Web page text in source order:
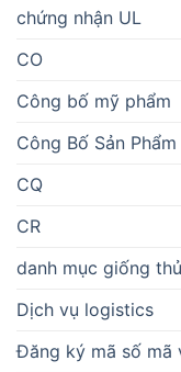
chứng nhận UL
CO
Công bố mỹ phẩm
Công Bố Sản Phẩm
CQ
CR
danh mục giống
Dịch vụ logistics
Đăng ký mã số mã